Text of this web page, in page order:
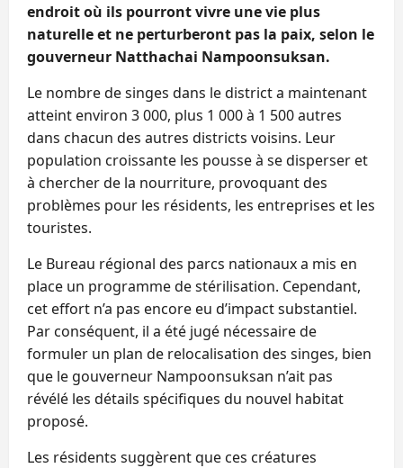
endroit où ils pourront vivre une vie plus
naturelle et ne perturberont pas la paix, selon le
gouverneur Natthachai Nampoonsuksan.
Le nombre de singes dans le district a maintenant
atteint environ 3 000, plus 1 000 à 1 500 autres
dans chacun des autres districts voisins. Leur
population croissante les pousse à se disperser et
à chercher de la nourriture, provoquant des
problèmes pour les résidents, les entreprises et les
touristes.
Le Bureau régional des parcs nationaux a mis en
place un programme de stérilisation. Cependant,
cet effort n’a pas encore eu d’impact substantiel.
Par conséquent, il a été jugé nécessaire de
formuler un plan de relocalisation des singes, bien
que le gouverneur Nampoonsuksan n’ait pas
révélé les détails spécifiques du nouvel habitat
proposé.
Les résidents suggèrent que ces créatures